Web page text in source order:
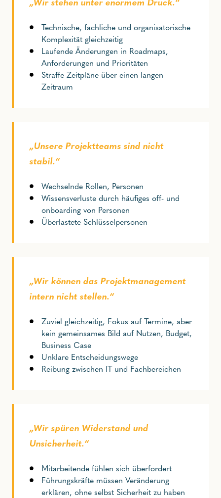
„Wir stehen unter enormem Druck.“
Technische, fachliche und organisatorische
Komplexität gleichzeitig
Laufende Änderungen in Roadmaps,
Anforderungen und Prioritäten
Straffe Zeitpläne über einen langen
Zeitraum
„Unsere Projektteams sind nicht
stabil.“
Wechselnde Rollen, Personen
Wissensverluste durch häufiges off- und
onboarding von Personen
Überlastete Schlüsselpersonen
„Wir können das Projektmanagement
intern nicht stellen.“
Zuviel gleichzeitig, Fokus auf Termine, aber
kein gemeinsames Bild auf Nutzen, Budget,
Business Case
Unklare Entscheidungswege
Reibung zwischen IT und Fachbereichen
„Wir spüren Widerstand und
Unsicherheit.“
Mitarbeitende fühlen sich überfordert
Führungskräfte müssen Veränderung
erklären, ohne selbst Sicherheit zu haben